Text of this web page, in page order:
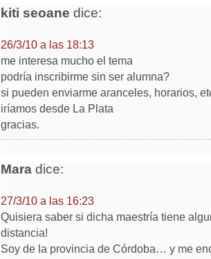
kiti seoane dice:
26/3/10 a las 18:13
me interesa mucho el tema
podría inscribirme sin ser alumna?
si pueden enviarme aranceles, horarios,
iríamos desde La Plata
gracias.
Maradice:
27/3/10 a las 16:23
Quisiera saber si dicha maestría tiene
distancia!
Soy de la provincia de Córdoba… y me